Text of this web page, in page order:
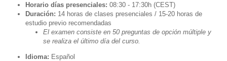
Horario días presenciales: 08:30 - 17:30h (CEST)
Duración: 14 horas de clases presenciales / 15-20 horas de
estudio previo recomendadas
El examen consiste en 50 preguntas de opción múltiple y
se realiza el último día del curso.
Idioma: Español